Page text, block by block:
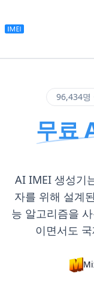
96,434명
무료
AI IMEI 생성기
자를 위해 설계
능 알고리즘을
이면서도